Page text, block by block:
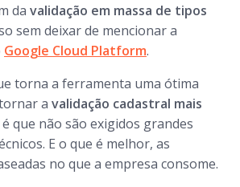
da validação em massa de tipos
sem deixar de mencionar a
Google Cloud Platform.
torna a ferramenta uma ótima
a validação cadastral mais
é que não são exigidos grandes
E o que é melhor, as
no que a empresa consome.